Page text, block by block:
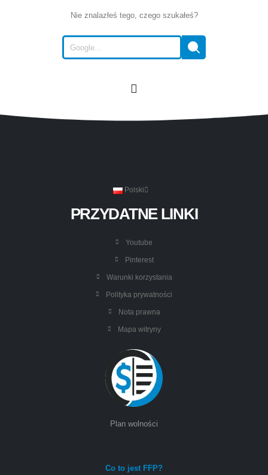
Nie znalazłeś tego, czego szukałeś?
Polski
PRZYDATNE LINKI
Youtube
Pinterest
Warunki korzystania
Polityka prywatności
Nota prawna
Mapa witryny
Plan wolności
Co to jest FFP?